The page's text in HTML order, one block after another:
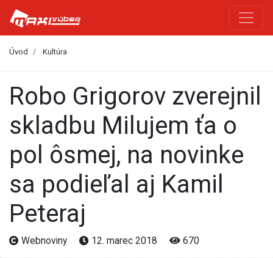
Úvod Kultúra
Robo Grigorov zverejnil
skladbu Milujem ťa o
pol ôsmej, na novinke
sa podieľal aj Kamil
Peteraj
Webnoviny 12. marec 2018 670